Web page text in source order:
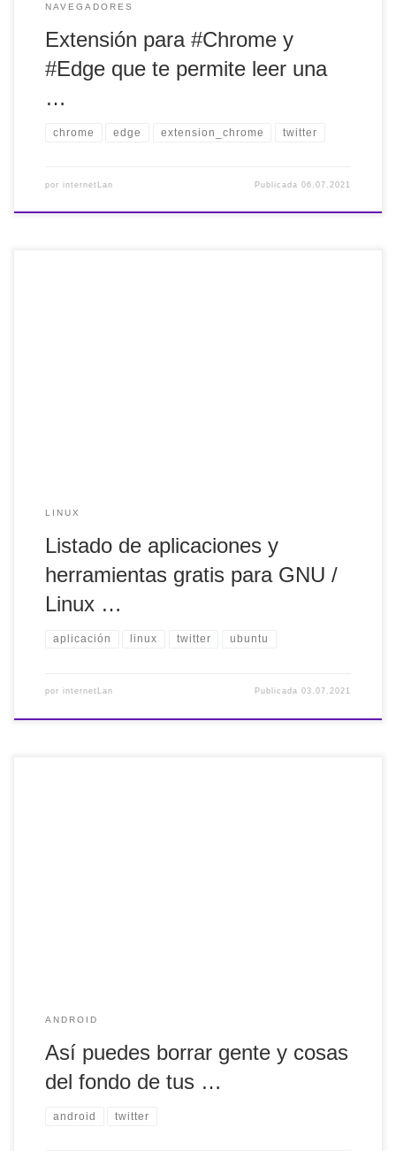
NAVEGADORES
Extensión para #Chrome y
#Edge que te permite leer una
…
chrome edge extension_chrome twitter
por internetLan Publicada06.07.2021
LINUX
Listado de aplicaciones y
herramientas gratis para GNU /
Linux …
aplicación linux twitter ubuntu
por internetLan Publicada03.07.2021
ANDROID
Así puedes borrar gente y cosas
del fondo de tus …
android twitter